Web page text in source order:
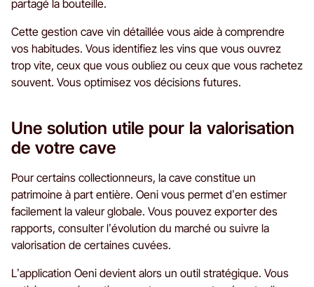
partagé la bouteille.
Cette gestion cave vin détaillée vous aide à comprendre
vos habitudes. Vous identifiez les vins que vous ouvrez
trop vite, ceux que vous oubliez ou ceux que vous rachetez
souvent. Vous optimisez vos décisions futures.
Une solution utile pour la valorisation
de votre cave
Pour certains collectionneurs, la cave constitue un
patrimoine à part entière. Oeni vous permet d’en estimer
facilement la valeur globale. Vous pouvez exporter des
rapports, consulter l’évolution du marché ou suivre la
valorisation de certaines cuvées.
L’application Oeni devient alors un outil stratégique. Vous